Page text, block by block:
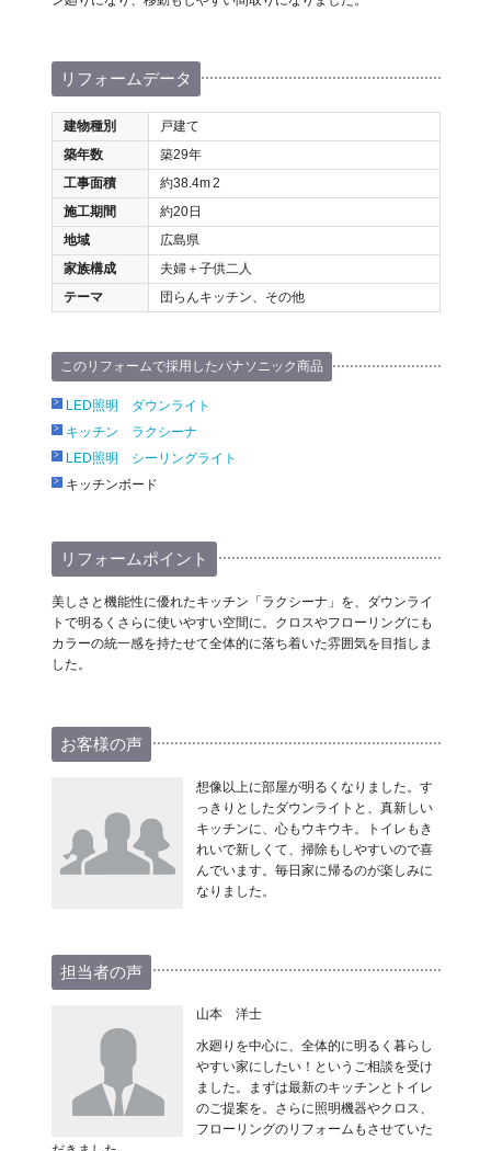
リフォームデータ
建物種別
戸建て
築年数
築29年
工事面積
約38.4m2
施工期間
約20日
地域
広島県
家族構成
夫婦＋子供二人
テーマ
団らんキッチン、その他
このリフォームで採用したパナソニック商品
LED照明 ダウンライト
キッチン ラクシーナ
LED照明 シーリングライト
キッチンボード
リフォームポイント
美しさと機能性に優れたキッチン「ラクシーナ」を、ダウンライ
トで明るくさらに使いやすい空間に。クロスやフローリングにも
カラーの統一感を持たせて全体的に落ち着いた雰囲気を目指しま
した。
お客様の声
想像以上に部屋が明るくなりました。す
っきりとしたダウンライトと、真新しい
キッチンに、心もウキウキ。トイレもき
れいで新しくて、掃除もしやすいので喜
んでいます。毎日家に帰るのが楽しみに
なりました。
担当者の声
山本 洋士
水廻りを中心に、全体的に明るく暮らし
やすい家にしたい！というご相談を受け
ました。まずは最新のキッチンとトイレ
のご提案を。さらに照明機器やクロス、
フローリングのリフォームもさせていた